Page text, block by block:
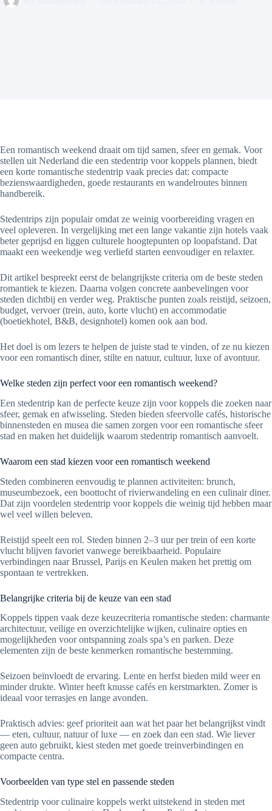
Een romantisch weekend draait om tijd samen, sfeer en gemak. Voor
stellen uit Nederland die een stedentrip voor koppels plannen, biedt
een korte romantische stedentrip vaak precies dat: compacte
bezienswaardigheden, goede restaurants en wandelroutes binnen
handbereik.
Stedentrips zijn populair omdat ze weinig voorbereiding vragen en
veel opleveren. In vergelijking met een lange vakantie zijn hotels vaak
beter geprijsd en liggen culturele hoogtepunten op loopafstand. Dat
maakt een weekendje weg verliefd starten eenvoudiger en relaxter.
Dit artikel bespreekt eerst de belangrijkste criteria om de beste steden
romantiek te kiezen. Daarna volgen concrete aanbevelingen voor
steden dichtbij en verder weg. Praktische punten zoals reistijd, seizoen,
budget, vervoer (trein, auto, korte vlucht) en accommodatie
(boetiekhotel, B&B, designhotel) komen ook aan bod.
Het doel is om lezers te helpen de juiste stad te vinden, of ze nu kiezen
voor een romantisch diner, stilte en natuur, cultuur, luxe of avontuur.
Welke steden zijn perfect voor een romantisch weekend?
Een stedentrip kan de perfecte keuze zijn voor koppels die zoeken naar
sfeer, gemak en afwisseling. Steden bieden sfeervolle cafés, historische
binnensteden en musea die samen zorgen voor een romantische sfeer
stad en maken het duidelijk waarom stedentrip romantisch aanvoelt.
Waarom een stad kiezen voor een romantisch weekend
Steden combineren eenvoudig te plannen activiteiten: brunch,
museumbezoek, een boottocht of rivierwandeling en een culinair diner.
Dat zijn voordelen stedentrip voor koppels die weinig tijd hebben maar
wel veel willen beleven.
Reistijd speelt een rol. Steden binnen 2–3 uur per trein of een korte
vlucht blijven favoriet vanwege bereikbaarheid. Populaire
verbindingen naar Brussel, Parijs en Keulen maken het prettig om
spontaan te vertrekken.
Belangrijke criteria bij de keuze van een stad
Koppels tippen vaak deze keuzecriteria romantische steden: charmante
architectuur, veilige en overzichtelijke wijken, culinaire opties en
mogelijkheden voor ontspanning zoals spa’s en parken. Deze
elementen zijn de beste kenmerken romantische bestemming.
Seizoen beïnvloedt de ervaring. Lente en herfst bieden mild weer en
minder drukte. Winter heeft knusse cafés en kerstmarkten. Zomer is
ideaal voor terrasjes en lange avonden.
Praktisch advies: geef prioriteit aan wat het paar het belangrijkst vindt
— eten, cultuur, natuur of luxe — en zoek dan een stad. Wie liever
geen auto gebruikt, kiest steden met goede treinverbindingen en
compacte centra.
Voorbeelden van type stel en passende steden
Stedentrip voor culinaire koppels werkt uitstekend in steden met